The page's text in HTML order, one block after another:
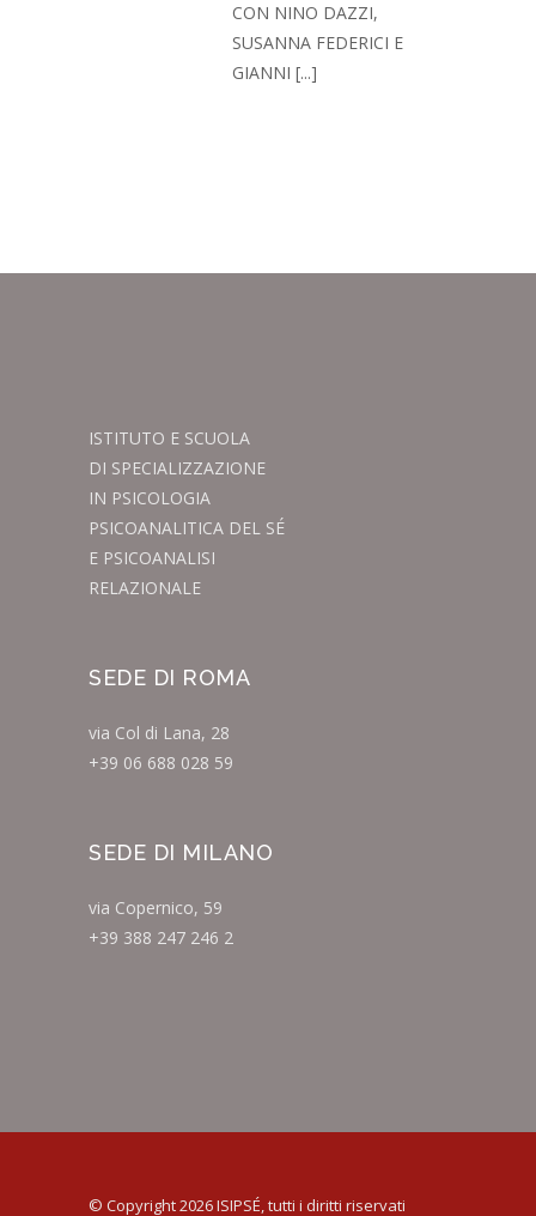
CON NINO DAZZI,
SUSANNA FEDERICI E
GIANNI [...]
ISTITUTO E SCUOLA
DI SPECIALIZZAZIONE
IN PSICOLOGIA
PSICOANALITICA DEL SÉ
E PSICOANALISI
RELAZIONALE
SEDE DI ROMA
via Col di Lana, 28
+39 06 688 028 59
SEDE DI MILANO
via Copernico, 59
+39 388 247 246 2
© Copyright 2026 ISIPSÉ, tutti i diritti riservati